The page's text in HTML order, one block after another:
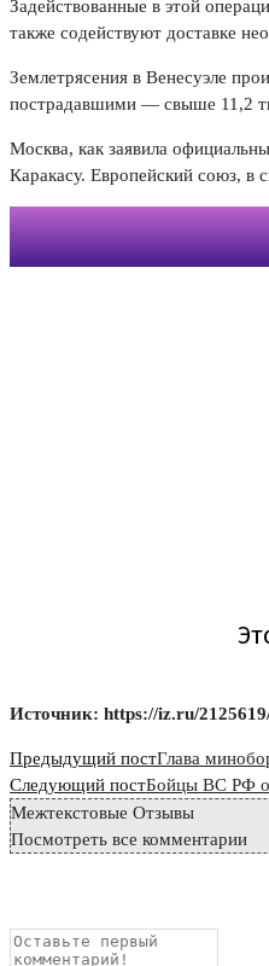
Задействованные в этой
также содействуют доставке
Землетрясения в Венесуэле
пострадавшими — свыше 11,2
Москва, как заявила
Каракасу. Европейский союз,
Источник: https://iz.ru/
Read
more
articles
Предыдущий постГлава
Следующий постБойцы ВС РФ
Межтекстовые Отзывы
Посмотреть все комментарии